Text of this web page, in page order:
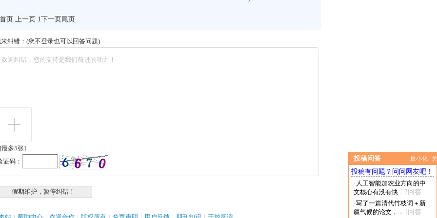
投稿问答 最小化
投稿有问题？问问网友吧！
· 人工智能加农业方向的中
文核心有没有快... 2回答
·写了一篇清代竹枝词＋新
疆气候的论文，... 1回答
首页 上一页 1下一页尾页
纠错：(您不登录也可以回答问题)
多5张]
证码：